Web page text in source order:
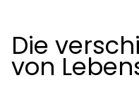
Die
von